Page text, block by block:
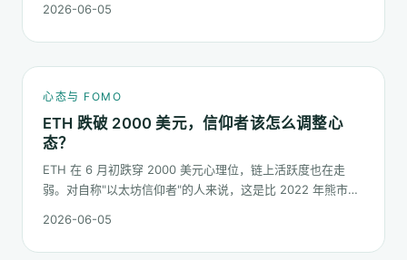
按哪几条规矩走。
2026-06-05
心态与 FOMO
ETH 跌破 2000 美元，信仰者该怎么调整心
态？
ETH 在 6 月初跌穿 2000 美元心理位，链上活跃度也在走
弱。对自称"以太坊信仰者"的人来说，这是比 2022 年熊市更
慢慢磨低的价格。
2026-06-05